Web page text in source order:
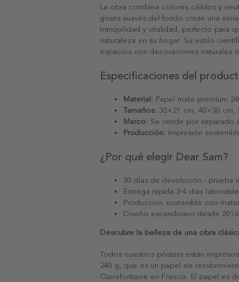
La obra combina colores cálidos y
grises suaves del fondo crean una
tranquilidad y vitalidad, perfecto para
naturaleza en su hogar. Su estilo
espacios con decoraciones naturales
Especificaciones del
Material: Papel mate premium
Tamaños: 30×21 cm, 40×30 cm,
Marco: Se vende por separado
Producción: Impresión
¿Por qué elegir Dear Sam?
30 días de devolución - prueba
Entrega rápida 2-4 días
Producción sostenible con
Diseño escandinavo desde 2016
Descubre la belleza de una obra
Todos nuestros pósters están
240 g, que es un papel sin
Clairefontaine en Francia. El papel es